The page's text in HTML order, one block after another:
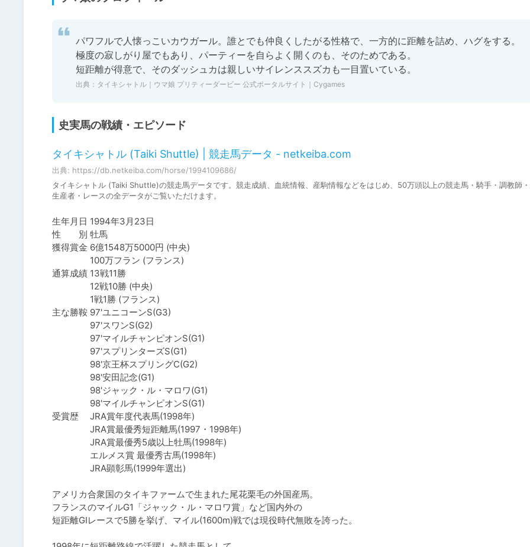
パワフルで人懐っこいカウガール。誰とでも仲良くしたがる性格で、一方的に距離を詰め、ハグをする。
極度の寂しがり屋でもあり、パーティーを自らよく開くのも、そのためである。
短距離が得意で、そのダッシュカは親しいサイレンススズカも一目置いている。
出典： タイキシャトル｜ウマ娘 プリティーダービー 公式ポータルサイト｜Cygames
史実馬の戦績・エピソード
タイキシャトル (Taiki Shuttle) | 競走馬データ - netkeiba.com
出典: https://db.netkeiba.com/horse/1994109686/
タイキシャトル (Taiki Shuttle)の競走馬データです。競走成績、血統情報、産駒情報などをはじめ、50万頭以上の競走馬・騎手・調教師・
生産者・レースの全データがご覧いただけます。
生年月日	1994年3月23日
性　　別	牡馬
獲得賞金	6億1548万5000円 (中央)
通算成績	13戦11勝
主な勝鞍	97'ユニコーンS(G3)
受賞歴　	JRA賞年度代表馬(1998年)
アメリカ合衆国のタイキファームで生まれた尾花栗毛の外国産馬。
フランスのマイルG1「ジャック・ル・マロワ賞」など国内外の
短距離GIレースで5勝を挙げ、マイル(1600m)戦では現役時代無敗を誇った。